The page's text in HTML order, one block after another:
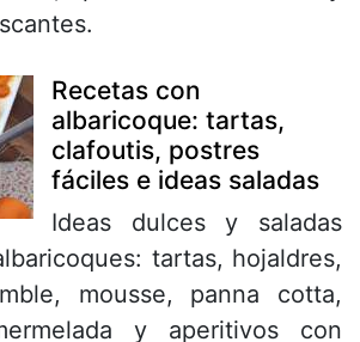
Recetas con
albaricoque: tartas,
clafoutis, postres
fáciles e ideas saladas
Ideas dulces y saladas
tartas, hojaldres,
mousse, panna cotta,
y aperitivos con